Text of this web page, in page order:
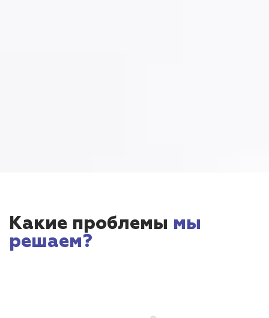
Какие проблемы мы
решаем?